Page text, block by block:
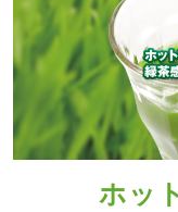
ホッ